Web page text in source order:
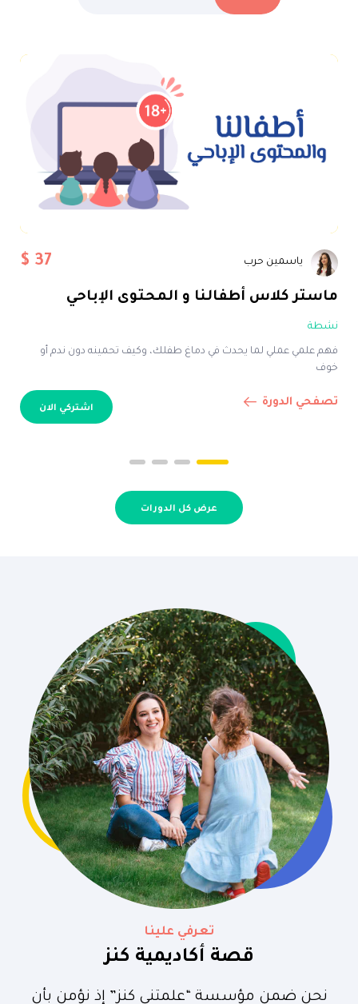
ياسمين حرب $ 37
ماستر كلاس أطفالنا و المحتوى الإباحي
نشطة
فهم علمي عملي لما يحدث في دماغ طفلك، وكيف تحمينه دون ندم أو
خوف
تصفحي الدورة اشتركي الان
عرض كل الدورات
تعرفي علينا
قصة أكاديمية كنز
نحن ضمن مؤسسة “علمتني كنز” إذ نؤمن بأن